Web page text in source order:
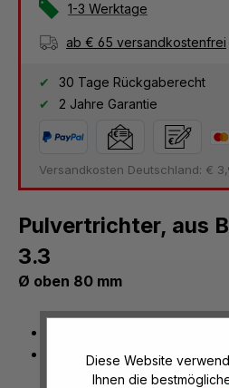
1-3 Werktage
ab € 65 versandkostenfrei
30 Tage Rückgaberecht
2 Jahre Garantie
Versandkosten Deutschland: €
Pulvertrichter, aus
3.3
Ø oben 80 mm
Durchmesser oben Ø 80
Diese Website
Ihnen die